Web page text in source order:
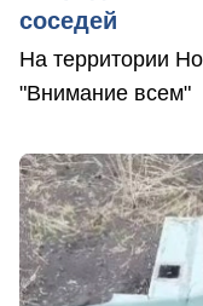
соседей
На территории
"Внимание всем"